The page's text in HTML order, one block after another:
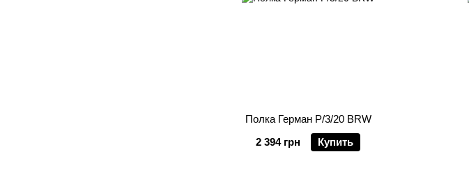
Полка Герман P/3/20 BRW
2 394 грн
Купить